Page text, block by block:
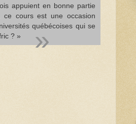
appuient en bonne partie
ce cours est une occasion
québécoises qui se
? »